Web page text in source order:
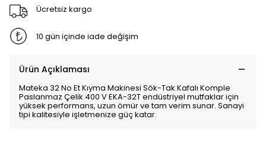
Ücretsiz kargo
10 gün içinde iade değişim
Ürün Açıklaması
Mateka 32 No Et Kıyma Makinesi Sök-Tak Kafalı Komple
Paslanmaz Çelik 400 V EKA-32T endüstriyel mutfaklar için
yüksek performans, uzun ömür ve tam verim sunar. Sanayi
tipi kalitesiyle işletmenize güç katar.